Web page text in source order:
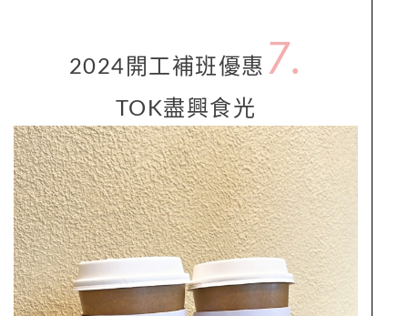
2024 開工補班 優惠 7.
TOK盡興食光